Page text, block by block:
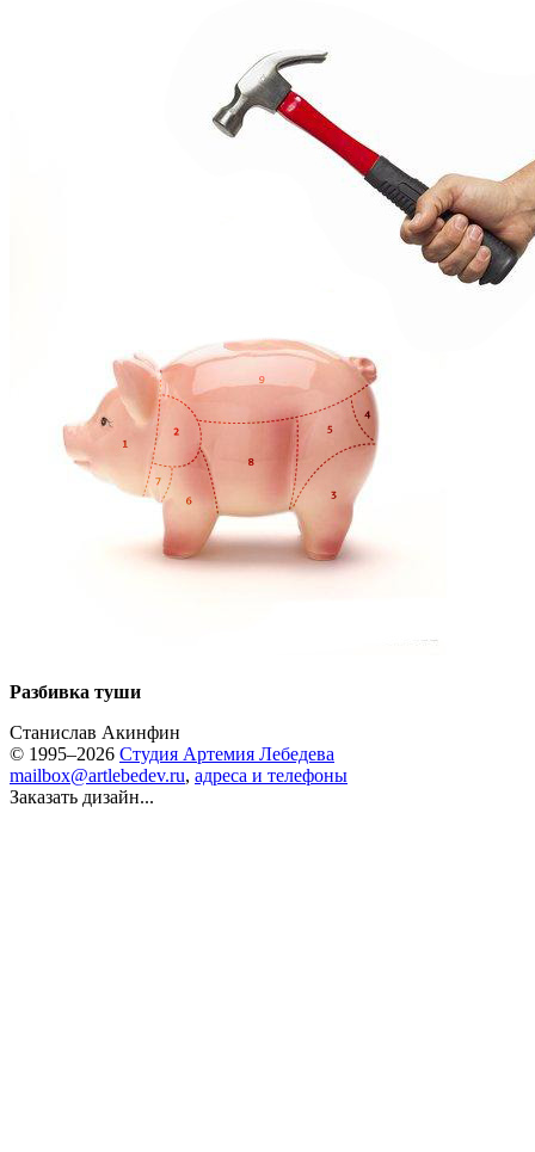
Разбивка туши
Станислав Акинфин
© 1995–2026 Студия Артемия Лебедева
mailbox@artlebedev.ru, адреса и телефоны
Заказать дизайн...